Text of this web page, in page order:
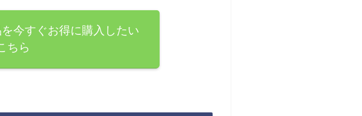
今すぐお得に購入したい
ちら